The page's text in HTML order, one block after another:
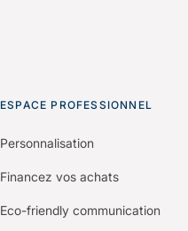
ESPACE PROFESSIONNEL
Personnalisation
Financez vos achats
Eco-friendly communication